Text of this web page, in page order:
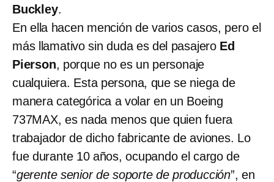
Buckley.
En ella hacen mención de varios casos, pero el
más llamativo sin duda es del pasajero Ed
Pierson, porque no es un personaje
cualquiera. Esta persona, que se niega de
manera categórica a volar en un Boeing
737MAX, es nada menos que quien fuera
trabajador de dicho fabricante de aviones. Lo
fue durante 10 años, ocupando el cargo de
“gerente senior de soporte de producción”, en